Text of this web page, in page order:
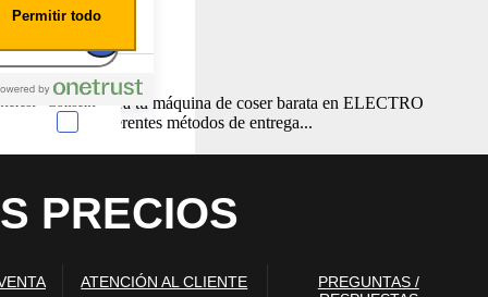
online: encuentra tu máquina de coser barata en ELECTRO
seguro, diferentes métodos de entrega...
PRECIOS
ATENCIÓN AL CLIENTE
PREGUNTAS /
para garantizar
puede brindarte una
Permitir todo